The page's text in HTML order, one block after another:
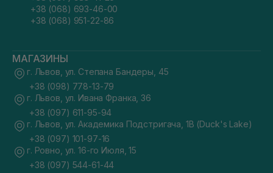
+38 (068) 693-46-00
+38 (068) 951-22-86
МАГАЗИНЫ
г. Львов, ул. Степана Бандеры, 45
+38 (098) 778-13-79
г. Львов, ул. Ивана Франка, 36
+38 (097) 611-95-94
г. Львов, ул. Академика Подстригача, 1В (Duck's Lake)
+38 (097) 101-97-16
г. Ровно, ул. 16-го Июля, 15
+38 (097) 544-61-44